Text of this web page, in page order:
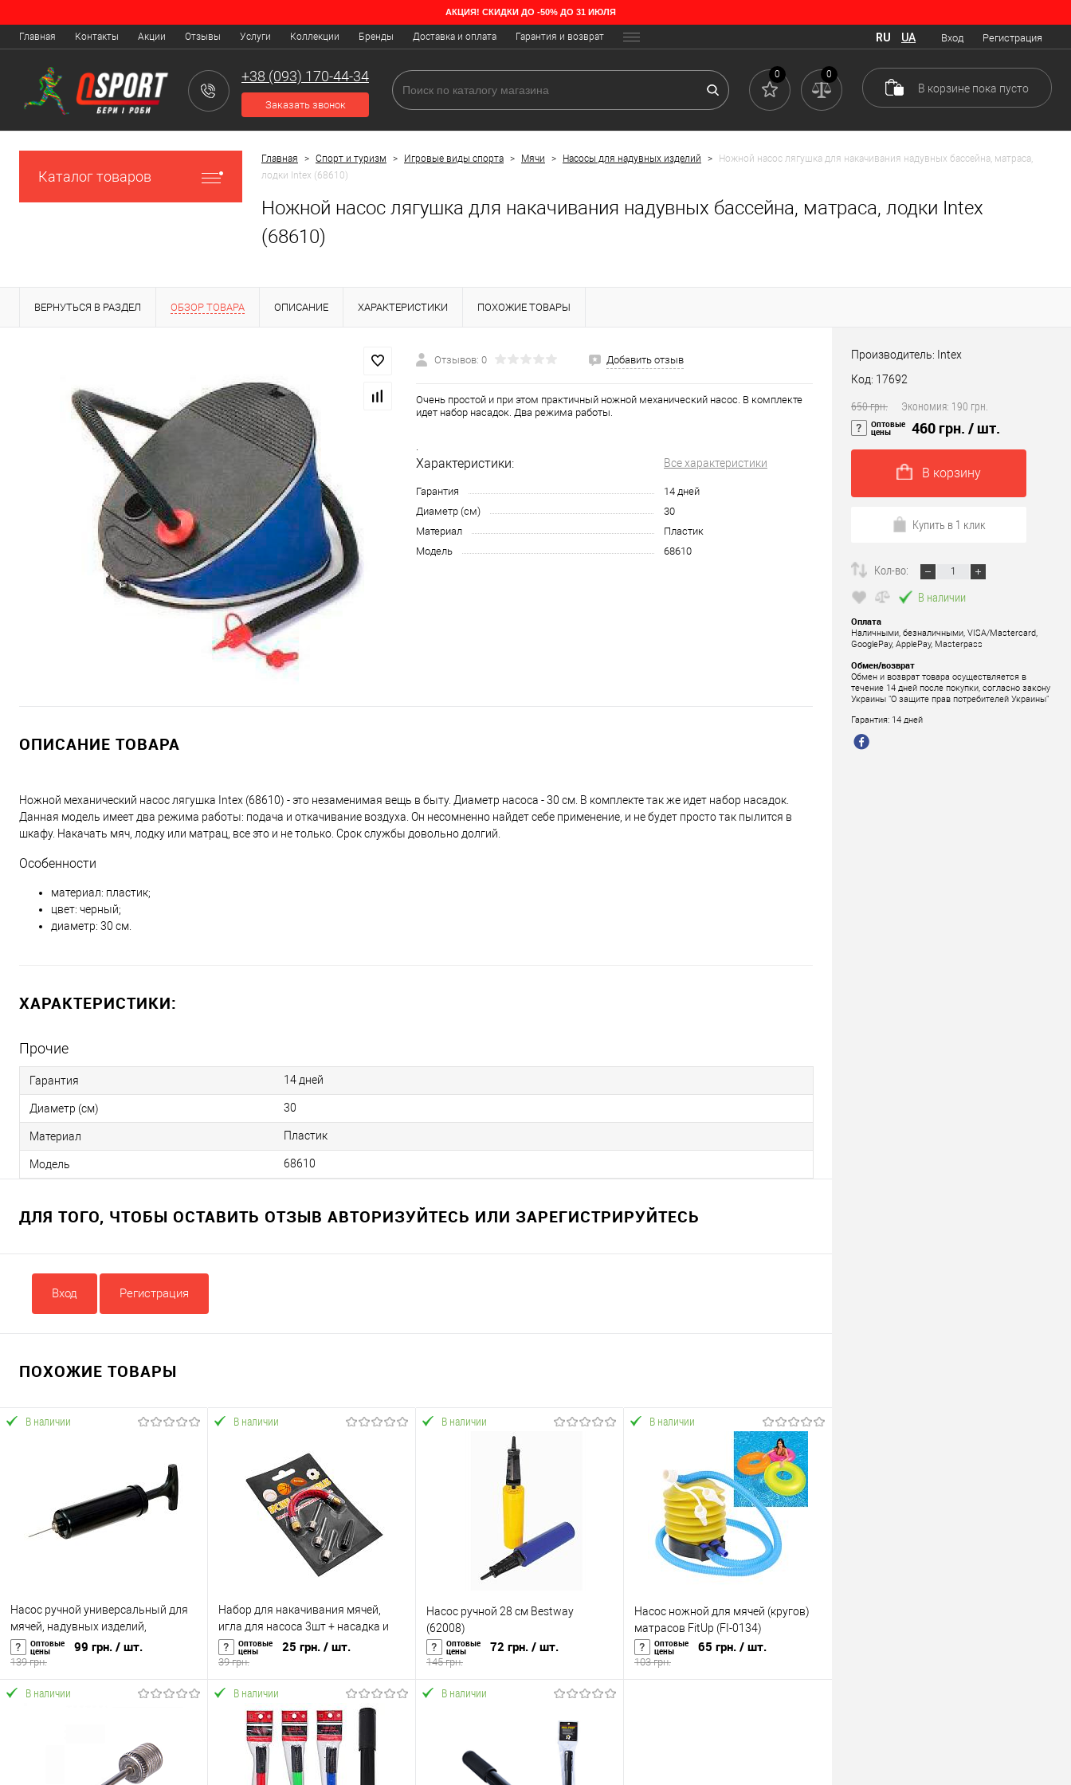
АКЦИЯ! СКИДКИ ДО -50% ДО 31 ИЮЛЯ
Главная Контакты Акции Отзывы Услуги Коллекции Бренды Доставка и оплата Гарантия и возврат Вход Регистрация
RU UA
+38 (093) 170-44-34
Заказать звонок
0 0
В корзине пока пусто
Каталог товаров
Главная > Спорт и туризм > Игровые виды спорта > Мячи > Насосы для надувных изделий >
Ножной насос лягушка для накачивания надувных бассейна, матраса,
лодки Intex (68610)
Ножной насос лягушка для накачивания надувных бассейна, матраса, лодки Intex
(68610)
ВЕРНУТЬСЯ В РАЗДЕЛ ОБЗОР ТОВАРА ОПИСАНИЕ ХАРАКТЕРИСТИКИ ПОХОЖИЕ ТОВАРЫ
Отзывов: 0 Добавить отзыв
Очень простой и при этом практичный ножной механический насос. В комплекте
идет набор насадок. Два режима работы.
Характеристики: Все характеристики
Гарантия
14 дней
Диаметр (см)
30
Материал
Пластик
Модель
68610
ОПИСАНИЕ ТОВАРА
Ножной механический насос лягушка Intex (68610) - это незаменимая вещь в быту. Диаметр насоса - 30 см. В комплекте так же идет набор насадок.
Данная модель имеет два режима работы: подача и откачивание воздуха. Он несомненно найдет себе применение, и не будет просто так пылится в
шкафу. Накачать мяч, лодку или матрац, все это и не только. Срок службы довольно долгий.
Особенности
материал: пластик;
цвет: черный;
диаметр: 30 см.
ХАРАКТЕРИСТИКИ:
Прочие
Гарантия 14 дней
Диаметр (см) 30
Материал Пластик
Модель 68610
ДЛЯ ТОГО, ЧТОБЫ ОСТАВИТЬ ОТЗЫВ АВТОРИЗУЙТЕСЬ ИЛИ ЗАРЕГИСТРИРУЙТЕСЬ
Вход Регистрация
ПОХОЖИЕ ТОВАРЫ
В наличии
Насос ручной универсальный для
мячей, надувных изделий,
фитболов OSPORT (OF-0324)
Оптовые
цены 99 грн. / шт.
139 грн.
К сравнению
В наличии
В наличии
Набор для накачивания мячей,
игла для насоса 3шт + насадка и
гибкий шланг OSPORT (MS 1784)
Оптовые
цены 25 грн. / шт.
39 грн.
Купить в 1 клик
К сравнению
В избранное
В наличии
Насос ручной 28 см Bestway
(62008)
Оптовые
цены 72 грн. / шт.
145 грн.
Купить в 1 клик
К сравнению
В избранное
В наличии
В наличии
Насос ножной для мячей (кругов)
матрасов FitUp (FI-0134)
Оптовые
цены 65 грн. / шт.
103 грн.
В наличии В наличии В наличии
Производитель: Intex
Код: 17692
650 грн. Экономия: 190 грн.
Оптовые
цены 460 грн. / шт.
В корзину
Купить в 1 клик
Кол-во:
В наличии
Оплата
Наличными, безналичными, VISA/Mastercard,
GooglePay, ApplePay, Masterpass
Обмен/возврат
Обмен и возврат товара осуществляется в
течение 14 дней после покупки, согласно закону
Украины "О защите прав потребителей Украины"
Гарантия: 14 дней